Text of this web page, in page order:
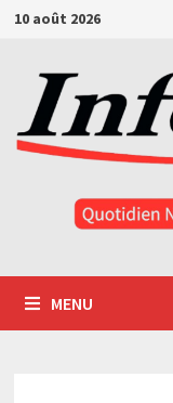
Passer
contenu
10 août 2026
MENU